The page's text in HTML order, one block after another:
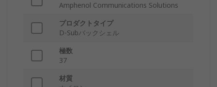
Amphenol Communications Solutions
プロダクトタイプ
D-Subバックシェル
極数
37
材質